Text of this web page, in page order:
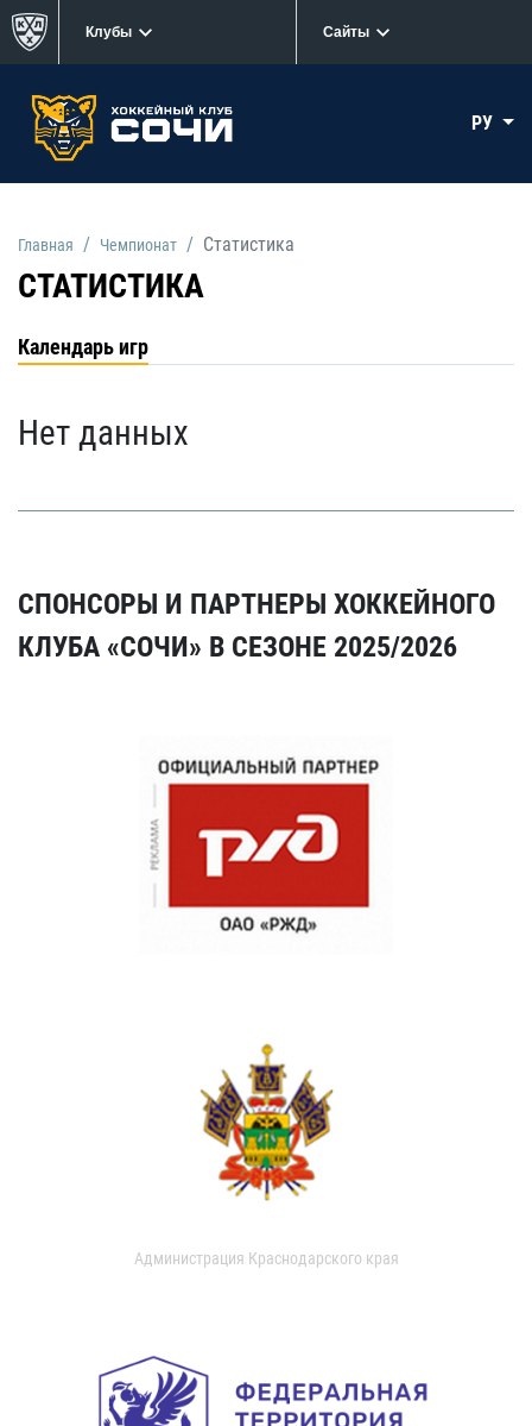
Клубы Сайты
РУ
Главная Чемпионат Статистика
СТАТИСТИКА
Календарь игр
Нет данных
СПОНСОРЫ И ПАРТНЕРЫ ХОККЕЙНОГО
КЛУБА «СОЧИ» В СЕЗОНЕ 2025/2026
Администрация Краснодарского края